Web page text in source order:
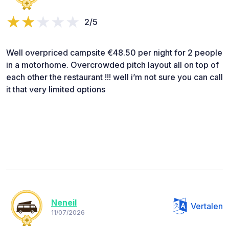
2/5
Well overpriced campsite €48.50 per night for 2 people
in a motorhome. Overcrowded pitch layout all on top of
each other the restaurant !!! well i’m not sure you can call
it that very limited options
Neneil
11/07/2026
Vertalen